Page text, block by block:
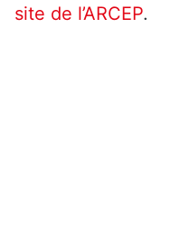
site de l’ARCEP.